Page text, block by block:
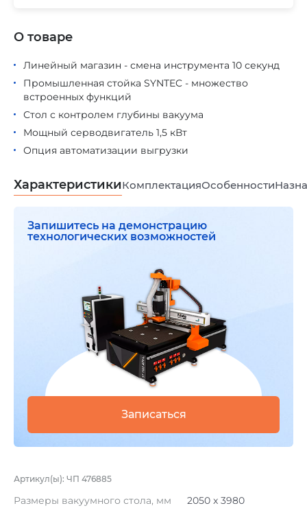
Линейный магазин - смена инструмента 10 секунд
Промышленная стойка SYNTEC - множество
встроенных функций
Стол с контролем глубины вакуума
Мощный серводвигатель 1,5 кВт
Опция автоматизации выгрузки
О товаре
ХарактеристикиКомплектацияОсобенности
Запишитесь на демонстрацию
технологических возможностей
Записаться
Артикул(ы): ЧП 476885
Размеры вакуумного стола, мм
2050 x 3980